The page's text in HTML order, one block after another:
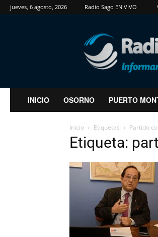
jueves, 6 agosto, 2026 Radio Sago EN VIVO
RadioSago
INICIO OSORNO PUERTO
Inicio Etiquetas Partido
Etiqueta: